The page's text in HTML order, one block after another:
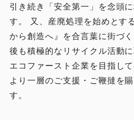
引き続き「安全第一」を念頭
す。 又、産廃処理を始めとす
から創造へ』を合言葉に街づ
後も積極的なリサイクル活動
エコファースト企業を目指して
より一層のご支援・ご鞭撻を
す。